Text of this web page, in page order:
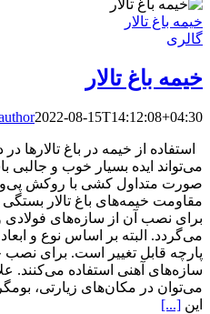
خیمه باغ تالار
گالری
خیمه باغ تالار
2022-08-15T14:12:08+04:30
استفاده از خیمه در باغ تالارها
می‌تواند ایده بسیار خوب و جالبی
صورت متداول کشی با روکش
مقاومت خیمه‌های باغ تالار
برای نصب آن از سازه‌های فولادی
می‌گردد. البته بر اساس نوع و
پارچه قابل‌ تغییر است. برای نصب
سازه‌های آهنی استفاده می‌کنند.
می‌توان در مکان‌های زیارتی،
این [...]